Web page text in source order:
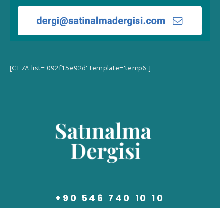
[CF7A list='092f15e92d' template='temp6']
+90 546 740 10 10